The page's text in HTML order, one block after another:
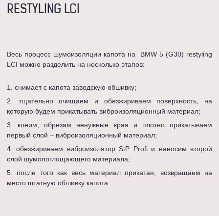
RESTYLING LCI
Весь процесс шумоизоляции капота на BMW 5 (G30) restyling
LCI можно разделить на несколько этапов:
снимает с капота заводскую обшивку;
тщательно очищаем и обезжириваем поверхность, на
которую будем прикатывать виброизоляционный материал;
клеим, обрезам ненужные края и плотно прикатываем
первый слой – виброизоляционный материал;
обезжириваем виброизолятор StP Profi и наносим второй
слой шумопоглощающего материала;
после того как весь материал прикатан, возвращаем на
место штатную обшивку капота.